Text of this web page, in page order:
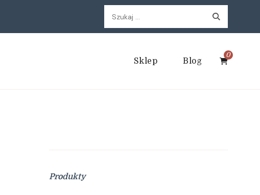
Szukaj:
Sklep Blog
0
Produkty